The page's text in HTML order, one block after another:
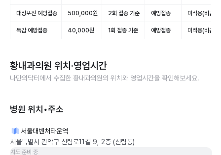
대상포진 예방접종 500,000원 2회 접종 기준 예방접종 미적용(비급여)
독감 예방접종 40,000원 1회 접종 기준 예방접종 미적용(비급여)
황내과의원 위치·영업시간
나만의닥터에서 수집한 황내과의원의 위치와 영업시간을 확인해보세요.
병원 위치•주소
서울대벤처타운역
서울특별시 관악구 신림로11길 9, 2층 (신림동)
지도 준비 중